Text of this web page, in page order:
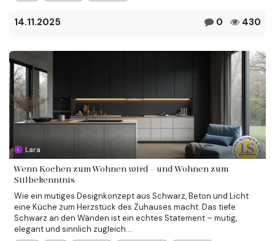
14.11.2025 0 430
Lara
Wenn Kochen zum Wohnen wird – und Wohnen zum
Stilbekenntnis
Wie ein mutiges Designkonzept aus Schwarz, Beton und Licht
eine Küche zum Herzstück des Zuhauses macht. Das tiefe
Schwarz an den Wänden ist ein echtes Statement – mutig,
elegant und sinnlich zugleich....